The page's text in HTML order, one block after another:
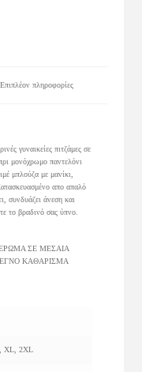
Επιπλέον πληροφορίες
γυναικείες πιτζάμες σε
μονόχρωμο παντελόνι
μπλούζα με μανίκι,
απο απαλό
συνδυάζει άνεση και
το βραδινό σας ύπνο.
ΣΕ ΜΕΣΑΙΑ
ΚΑΘΑΡΙΣΜΑ
XL, 2XL